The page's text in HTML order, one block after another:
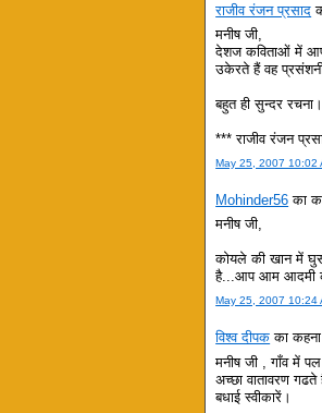
राजीव रंजन प्रसाद
मनीष जी,
देशज कविताओं में
उकेरते हैं वह
बहुत ही सुन्दर रचना।
*** राजीव रंजन
May 25, 2007 10:02
Mohinder56 का
मनीष जी,
कोयले की खान में घुस
है...आप आम आदमी
May 25, 2007 10:24
विश्व दीपक का
मनीष जी , गाँव में
अच्छा वातावरण
बधाई स्वीकारें।